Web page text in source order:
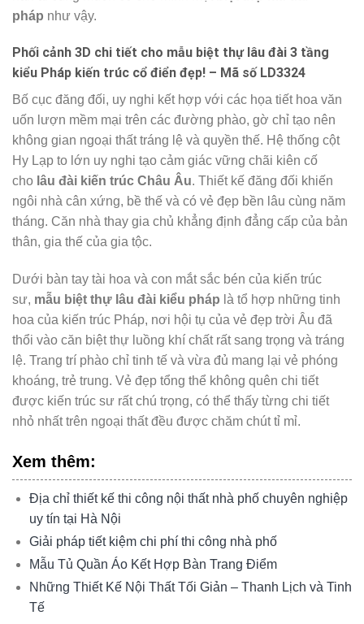
pháp như vậy.
Phối cảnh 3D chi tiết cho mẫu biệt thự lâu đài 3 tầng
kiểu Pháp kiến trúc cổ điển đẹp! – Mã số LD3324
Bố cục đăng đối, uy nghi kết hợp với các họa tiết hoa văn
uốn lượn mềm mại trên các đường phào, gờ chỉ tạo nên
không gian ngoại thất tráng lệ và quyền thế. Hệ thống cột
Hy Lạp to lớn uy nghi tạo cảm giác vững chãi kiên cố
cho lâu đài kiến trúc Châu Âu. Thiết kế đăng đối khiến
ngôi nhà cân xứng, bề thế và có vẻ đẹp bền lâu cùng năm
tháng. Căn nhà thay gia chủ khẳng định đẳng cấp của bản
thân, gia thế của gia tộc.
Dưới bàn tay tài hoa và con mắt sắc bén của kiến trúc
sư, mẫu biệt thự lâu đài kiểu pháp là tổ hợp những tinh
hoa của kiến trúc Pháp, nơi hội tụ của vẻ đẹp trời Âu đã
thổi vào căn biệt thự luồng khí chất rất sang trọng và tráng
lệ. Trang trí phào chỉ tinh tế và vừa đủ mang lại vẻ phóng
khoáng, trẻ trung. Vẻ đẹp tổng thể không quên chi tiết
được kiến trúc sư rất chú trọng, có thể thấy từng chi tiết
nhỏ nhất trên ngoại thất đều được chăm chút tỉ mỉ.
Xem thêm:
Địa chỉ thiết kế thi công nội thất nhà phố chuyên nghiệp
uy tín tại Hà Nội
Giải pháp tiết kiệm chi phí thi công nhà phố
Mẫu Tủ Quần Áo Kết Hợp Bàn Trang Điểm
Những Thiết Kế Nội Thất Tối Giản – Thanh Lịch và Tinh
Tế